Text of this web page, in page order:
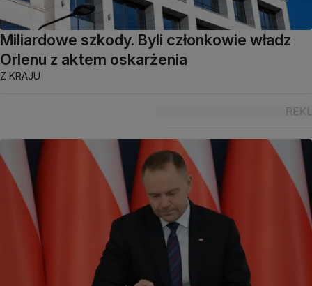
Miliardowe szkody. Byli członkowie władz
Orlenu z aktem oskarżenia
Z KRAJU